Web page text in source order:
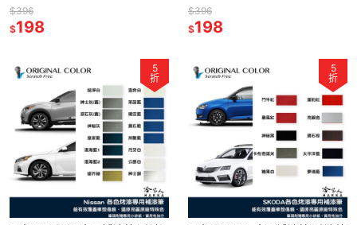
RX NX IS ES GS CT UX 哈家人
$396
$198
靚酷紅 細膩白 前瞻銀 銀炫灰 哈
家人
$396
$198
5
折
5
折